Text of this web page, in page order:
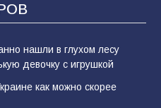
нашли в глухом лесу
девочку с игрушкой
как можно скорее